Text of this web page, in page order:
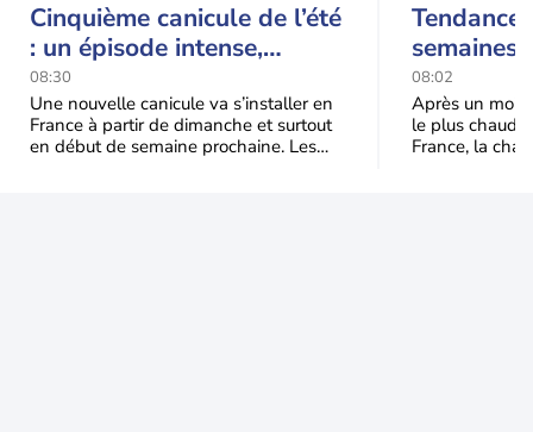
Cinquième canicule de l’été
: un épisode intense,
durable et étendu la
semaine prochaine
08:30
Une nouvelle canicule va s’installer en
France à partir de dimanche et surtout
en début de semaine prochaine. Les
Tendance
semaines
septembre
08:02
Après un
le plus chaud
France, la